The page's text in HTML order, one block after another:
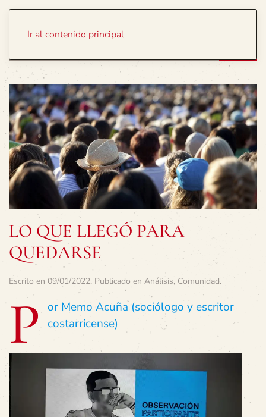
Ir al contenido principal
LO QUE LLEGÓ PARA
QUEDARSE
Escrito en 09/01/2022. Publicado en Análisis, Comunidad.
P
or Memo Acuña (sociólogo y escritor
costarricense)